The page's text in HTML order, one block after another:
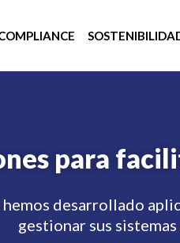
para
hemos desarrollado
gestionar sus sistemas